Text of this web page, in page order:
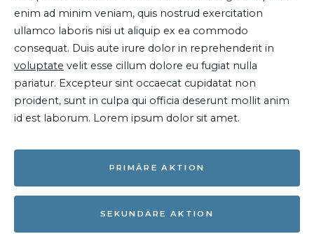
enim ad minim veniam, quis nostrud exercitation
ullamco laboris nisi ut aliquip ex ea commodo
consequat. Duis aute irure dolor in reprehenderit in
voluptate velit esse cillum dolore eu fugiat nulla
pariatur. Excepteur sint occaecat cupidatat non
proident, sunt in culpa qui officia deserunt mollit anim
id est laborum. Lorem ipsum dolor sit amet.
PRIMÄRE AKTION
SEKUNDÄRE AKTION